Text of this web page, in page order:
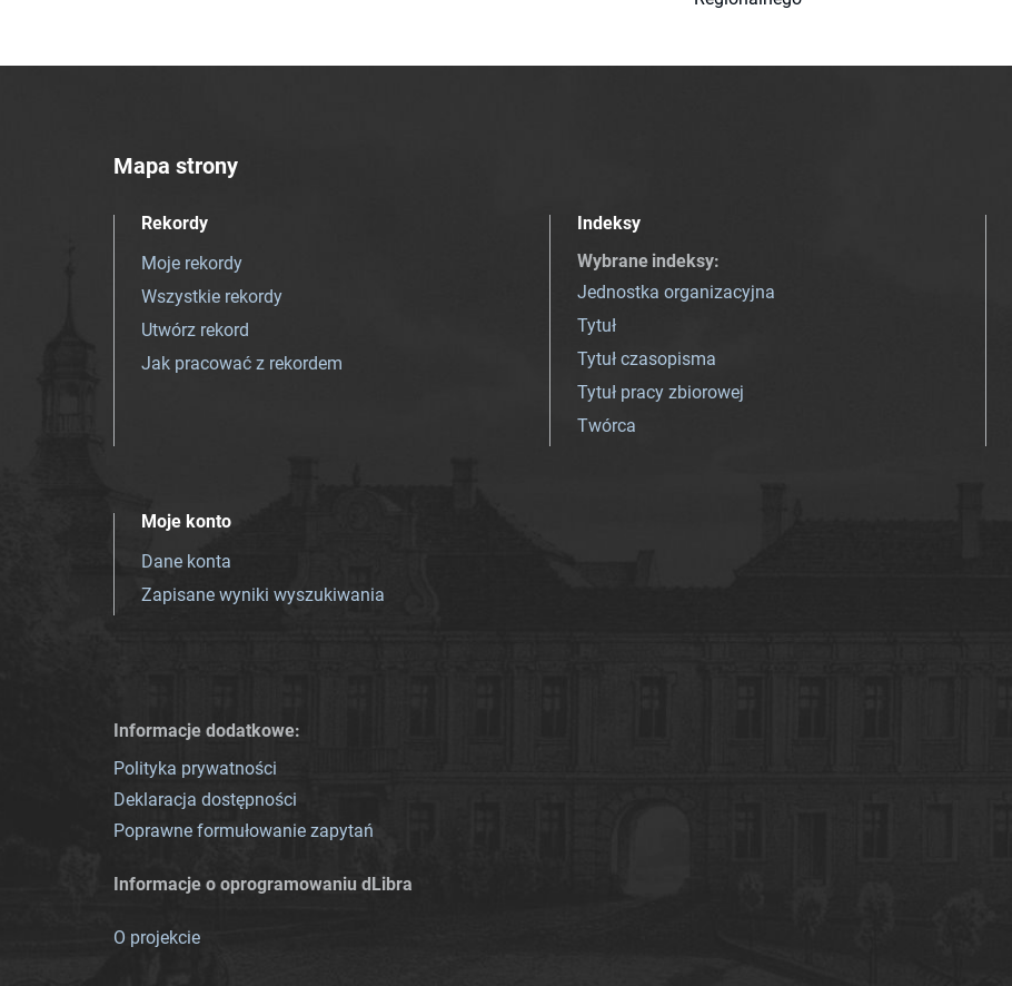
Mapa strony
Rekordy
Moje rekordy
Wszystkie rekordy
Utwórz rekord
Jak pracować z rekordem
Indeksy
Wybrane indeksy:
Jednostka organizacyjna
Tytuł
Tytuł czasopisma
Tytuł pracy zbiorowej
Twórca
Moje konto
Dane konta
Zapisane wyniki wyszukiwania
Informacje dodatkowe:
Polityka prywatności
Deklaracja dostępności
Poprawne formułowanie zapytań
Informacje o oprogramowaniu dLibra
O projekcie